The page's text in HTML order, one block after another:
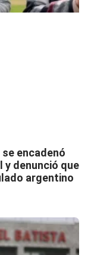
encadenó
denunció que
argentino